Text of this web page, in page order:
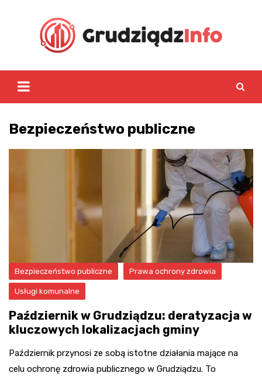
Bezpieczeństwo publiczne
Bezpieczeństwo publiczne Prawa ochrony zdrowia
Usługi komunalne
Październik w Grudziądzu: deratyzacja w
kluczowych lokalizacjach gminy
Październik przynosi ze sobą istotne działania mające na
celu ochronę zdrowia publicznego w Grudziądzu. To